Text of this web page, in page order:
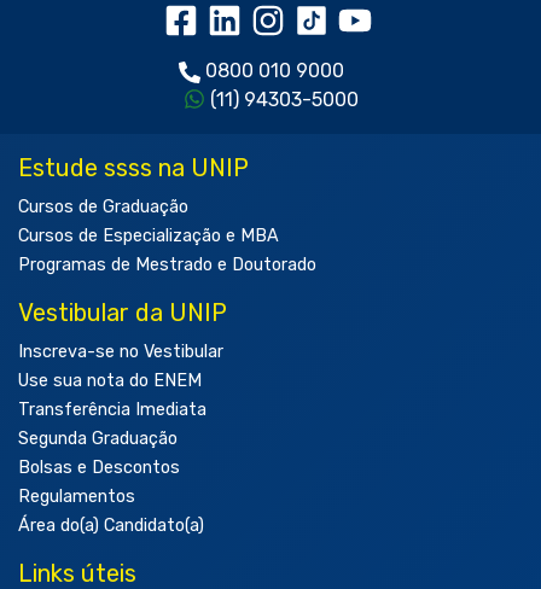
0800 010 9000
(11) 94303-5000
Estude ssss na UNIP
Cursos de Graduação
Cursos de Especialização e MBA
Programas de Mestrado e Doutorado
Vestibular da UNIP
Inscreva-se no Vestibular
Use sua nota do ENEM
Transferência Imediata
Segunda Graduação
Bolsas e Descontos
Regulamentos
Área do(a) Candidato(a)
Links úteis